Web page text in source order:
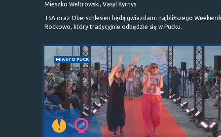
Mieszko Weltrowski, Vasyl Kyrnys
TSA oraz Oberschlesien będą gwiazdami najbliższego
Rockowo, który tradycyjnie odbędzie się w Pucku.
MIASTO PUCK